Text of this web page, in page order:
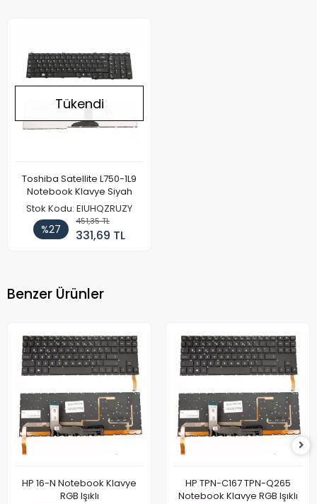
Tükendi
Toshiba Satellite L750-1L9
Notebook Klavye Siyah
Stok Kodu: EIUHQZRUZY
%27
451,35 TL
331,69 TL
Benzer Ürünler
HP 16-N Notebook Klavye
RGB Işıklı
HP TPN-C167 TPN-Q265
Notebook Klavye RGB Işıklı